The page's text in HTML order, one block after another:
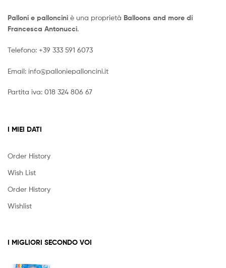
Palloni e palloncini è una proprietà Balloons and more di
Francesca Antonucci.
Telefono: +39 333 591 6073
Email: info@palloniepalloncini.it
Partita iva: 018 324 806 67
I MIEI DATI
Order History
Wish List
Order History
Wishlist
I MIGLIORI SECONDO VOI